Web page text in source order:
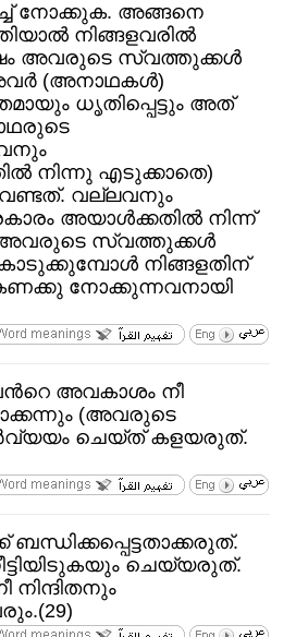
നോക്കുക. അങ്ങനെ
നിങ്ങളവരില്‍
അവരുടെ സ്വത്തുക്കള്‍
(അനാഥകള്‍)
ധൃതിപ്പെട്ടും അത്‌
നിന്നു എടുക്കാതെ)
വല്ലവനും
അയാള്‍ക്കതില്‍ നിന്ന്‌
അവരുടെ സ്വത്തുക്കള്‍
നിങ്ങളതിന്‌
നോക്കുന്നവനായി
അവകാശം നീ
(അവരുടെ
ചെയ്ത്‌ കളയരുത്‌.
ബന്ധിക്കപ്പെട്ടതാക്കരുത്‌.
ചെയ്യരുത്‌.